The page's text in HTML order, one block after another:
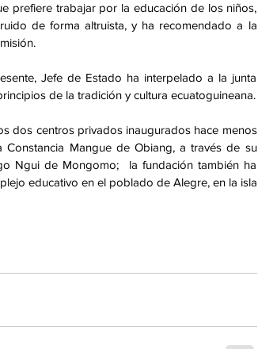
prefiere trabajar por la educación de los niños,
de forma altruista, y ha recomendado a la
Jefe de Estado ha interpelado a la junta
de la tradición y cultura ecuatoguineana.
dos centros privados inaugurados hace menos
Mangue de Obiang, a través de su
Ngui de Mongomo;  la fundación también ha
educativo en el poblado de Alegre, en la isla